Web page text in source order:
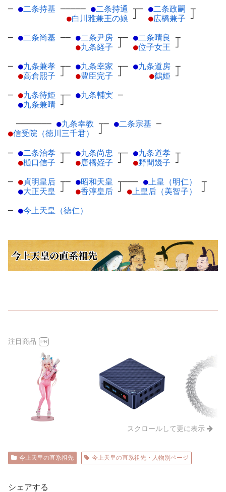
─ ●二条持基 ───── ●二条持通 ┬
●白川雅兼王の娘 ┘
─ ●二条政嗣 ┬
●広橋兼子 ┘
─ ●二条尚基 ── ●二条尹房 ┬
●九条経子 ┘
─ ●二条晴良
┬
●位子女王 ┘
─ ●九条兼孝 ┬
●高倉熙子 ┘
─ ●九条幸家 ┬
●豊臣完子 ┘
─ ●九条道房 ┬
●鶴姫 ┘
─ ●九条待姫 ┬
●九条兼晴 ┘
─ ●九条輔実 ─
─────── ●九条幸教 ┬
●信受院（徳川三千君） ┘
─ ●二条宗基 ─
─ ●二条治孝 ┬
●樋口信子 ┘
─ ●九条尚忠 ┬
●唐橋姪子 ┘
─ ●九条道孝 ┬
●野間幾子 ┘
─ ●貞明皇后 ┬
●大正天皇 ┘
─ ●昭和天皇 ┬
●香淳皇后 ┘
─── ● 上皇（明仁）
┬
● 上皇后（美智子） ┘
─ ●今上天皇（徳仁）
注目商品 PR
スクロールして更に表示
今上天皇の直系祖先 今上天皇の直系祖先・人物別ページ
シェアする